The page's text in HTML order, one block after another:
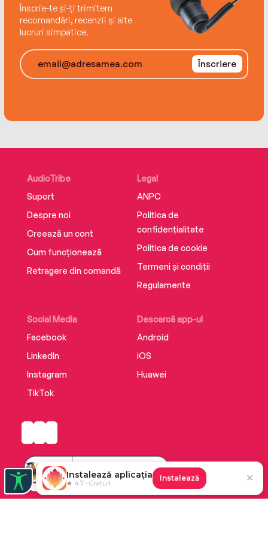
Înscrie-te și-ți trimitem
recomandări, recenzii și alte
lucruri simpatice.
Înscriere
AudioTribe
Suport
Despre noi
Creează un cont
Cum funcționează
Retragere din comandă
Social Media
Facebook
LinkedIn
Instagram
TikTok
Descarcă app-ul
Android
iOS
Huawei
Legal
ANPC
Politica de
confidențialitate
Politica de cookie
Termeni și condiții
Regulamente
Instalează aplicația
★ 4.7 · Gratuit
Instalează ✕